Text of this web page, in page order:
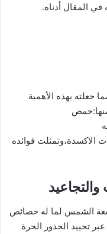
المقال أدناه.
جعلته بهذه الأهمية
الاكسدة،وتمثلت فوائده
الشمس لما له خصائص
تحييد الجذور الحرة